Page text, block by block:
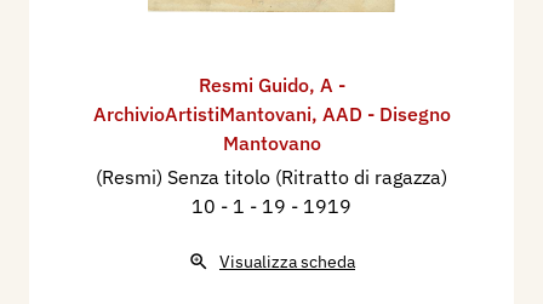
Resmi Guido, A -
ArchivioArtistiMantovani, AAD - Disegno
Mantovano
(Resmi) Senza titolo (Ritratto di ragazza)
10 - 1 - 19 - 1919
Visualizza scheda